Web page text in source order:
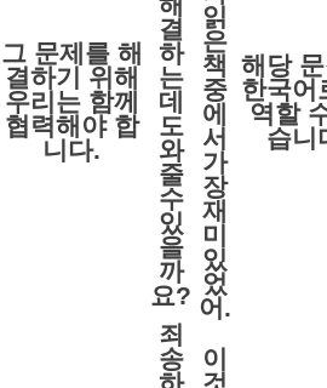
그 문제를 해
결하기 위해
우리는 함께
협력해야 합
니다.
결
하
는
데
도
와
줄
수
있
을
까
요?
읽
은
책
중
에
서
가
장
재
미
있
었
어.
해당
한국어
역할
습니
죄
송
이